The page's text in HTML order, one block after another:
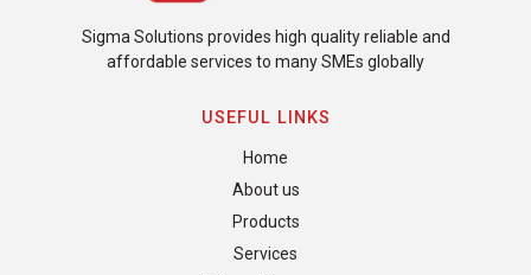
Sigma Solutions provides high quality reliable and
affordable services to many SMEs globally
USEFUL LINKS
Home
About us
Products
Services